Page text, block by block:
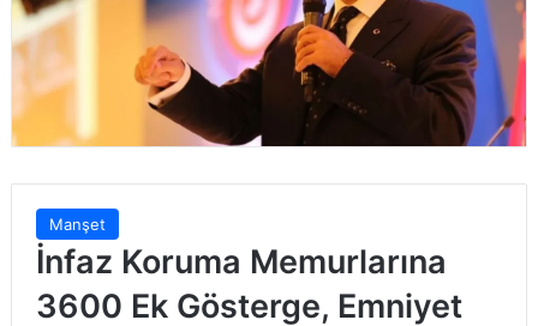
Manşet
İnfaz Koruma Memurlarına
3600 Ek Gösterge, Emniyet